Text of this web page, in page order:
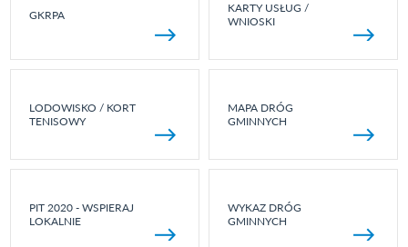
GKRPA
KARTY USŁUG /
WNIOSKI
LODOWISKO / KORT
TENISOWY
MAPA DRÓG
GMINNYCH
PIT 2020 - WSPIERAJ
LOKALNIE
WYKAZ DRÓG
GMINNYCH